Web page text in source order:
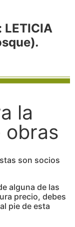
LETICIA
.
la
obras
son socios
alguna de las
precio, debes
pie de esta